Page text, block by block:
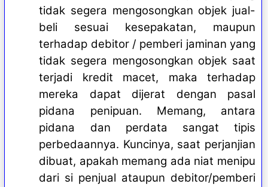
tidak segera mengosongkan objek jual-
beli sesuai kesepakatan, maupun
terhadap debitor / pemberi jaminan yang
tidak segera mengosongkan objek saat
terjadi kredit macet, maka terhadap
mereka dapat dijerat dengan pasal
pidana penipuan. Memang, antara
pidana dan perdata sangat tipis
perbedaannya. Kuncinya, saat perjanjian
dibuat, apakah memang ada niat menipu
dari si penjual ataupun debitor/pemberi